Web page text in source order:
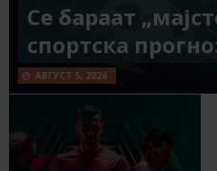
Се бараат
спортска
АВГУСТ 5, 2026